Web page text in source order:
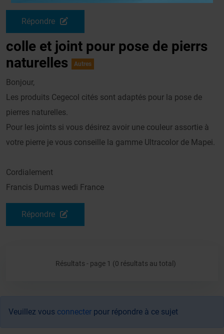
Répondre
colle et joint pour pose de pierrs
naturelles
Autres
Bonjour,
Les produits Cegecol cités sont adaptés pour la pose de
pierres naturelles.
Pour les joints si vous désirez avoir une couleur assortie à
votre pierre je vous conseille la gamme Ultracolor de Mapei.
Cordialement
Francis Dumas wedi France
Répondre
Résultats - page 1 (0 résultats au total)
Veuillez vous connecter pour répondre à ce sujet